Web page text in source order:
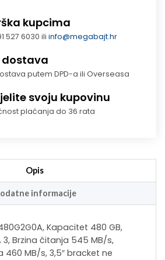
kupcima
527 6030 iliinfo@megabajt.hr
dostava
putem DPD-a ili Overseasa
svoju kupovinu
plaćanja do 36 rata
Opis
informacije
Kapacitet 480 GB,
3, Brzina čitanja 545 MB/s,
460 MB/s, 3,5″ bracket ne